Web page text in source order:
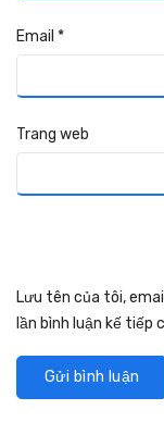
Email *
Trang web
Lưu tên của tôi,
lần bình luận kế tiếp